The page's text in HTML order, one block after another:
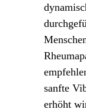
sanfte
erhöht